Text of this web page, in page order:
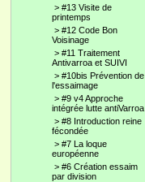
> #13 Visite de
printemps
> #12 Code Bon
Voisinage
> #11 Traitement
Antivarroa et SUIVI
> #10bis Prévention de
l'essaimage
> #9 v4 Approche
intégrée lutte antiVarroa
> #8 Introduction reine
fécondée
> #7 La loque
européenne
> #6 Création essaim
par division